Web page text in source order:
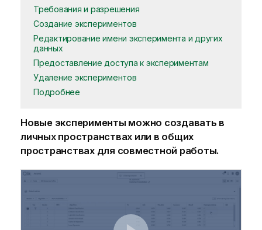
Требования и разрешения
Создание экспериментов
Редактирование имени эксперимента и других
данных
Предоставление доступа к экспериментам
Удаление экспериментов
Подробнее
Новые эксперименты можно создавать в
личных пространствах или в общих
пространствах для совместной работы.